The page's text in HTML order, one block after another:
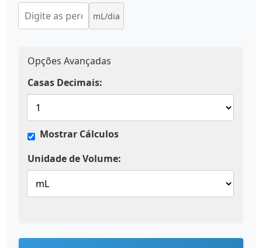
mL/dia
Opções Avançadas
Casas Decimais:
Mostrar Cálculos
Unidade de Volume: